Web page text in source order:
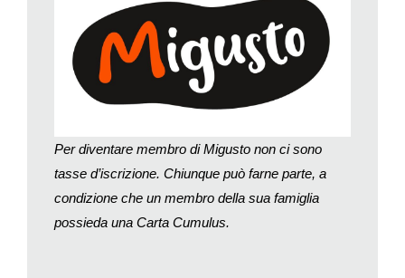
6. Nel frattempo, tritate grossolanamente le erbe. Aggiungete
l’olio, il succo di limone rimasto e i pinoli. Frullate brevemente
con il frullatore a immersione. Incorporate il parmigiano
grattugiato.
7. Condite il pesto con sale e pepe e servitelo con il pesce e le
Preparazione: circa 55 minuti; cottura: circa 40 minuti.
Per persona: circa 35 g di proteine, 49 g di grassi, 23 g di
carboidrati, 690 kcal
Per diventare membro di Migusto non ci sono
tasse d’iscrizione. Chiunque può farne parte, a
condizione che un membro della sua famiglia
possieda una Carta Cumulus.